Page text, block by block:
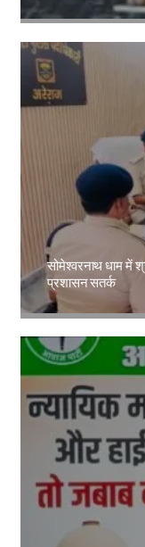
Amit Lekh
सोमेश्वरनाथ धाम में
प्रशासन सतर्क